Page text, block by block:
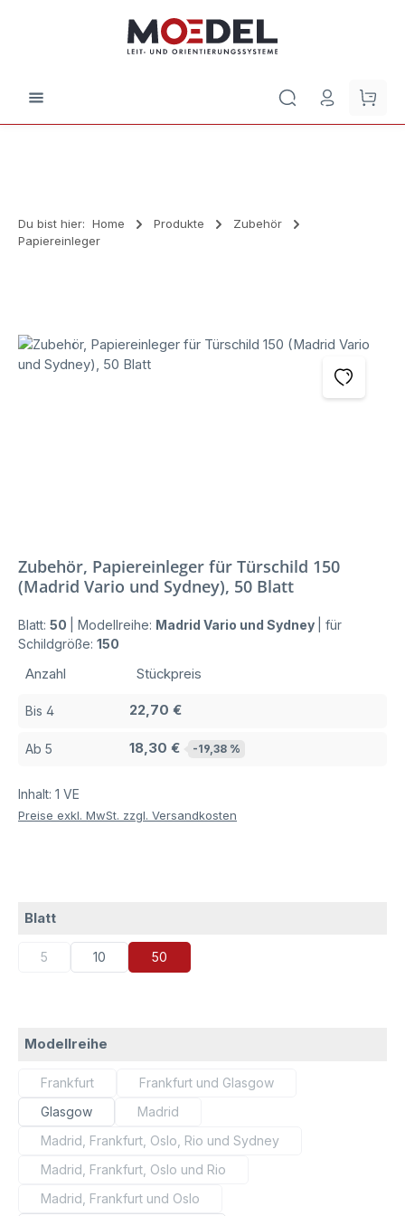
Zum Hauptinhalt springen
Du bist hier: Home Produkte
Zubehör
Papiereinleger
Bildergalerie überspringen
Zubehör, Papiereinleger für Türschild 150
(Madrid Vario und Sydney), 50 Blatt
Blatt: 50 Modellreihe: Madrid Vario und Sydney
für
Schildgröße: 150
Anzahl Stückpreis
Bis 4 22,70 €
Ab 5 18,30 € -19,38 %
Inhalt: 1 VE
Preise exkl. MwSt. zzgl. Versandkosten
Blattauswählen
5
(Diese Option ist zurzeit nicht verfügbar.)
10 50
Modellreihe
Frankfurt
(Diese Option ist zurzeit nicht verfügbar.)
Frankfurt und Glasgow
(Diese Option ist zurzeit nicht
Glasgow Madrid
Madrid, Frankfurt, Oslo, Rio und Sydney
(Diese Option ist zurzeit nicht verfügbar.)
Madrid, Frankfurt, Oslo und Rio
(Diese Option ist zurzeit nicht verfügbar.)
Madrid, Frankfurt und Oslo